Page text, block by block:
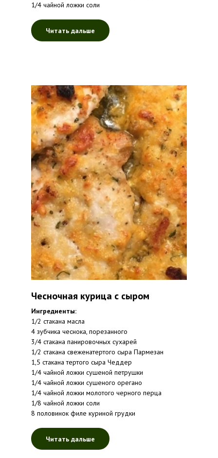
1/4 чайной ложки соли
Читать дальше
Чесночная курица с сыром
Ингредиенты:
1/2 стакана масла
4 зубчика чеснока, порезанного
3/4 стакана панировочных сухарей
1/2 стакана свеженатертого сыра Пармезан
1,5 стакана тертого сыра Чеддер
1/4 чайной ложки сушеной петрушки
1/4 чайной ложки сушеного орегано
1/4 чайной ложки молотого черного перца
1/8 чайной ложки соли
8 половинок филе куриной грудки
Читать дальше